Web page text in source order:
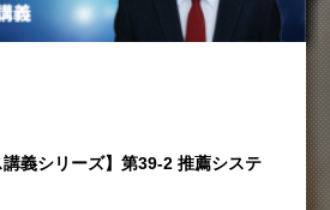
講義シリーズ】第39-2 推薦システ